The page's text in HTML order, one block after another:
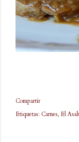
Compartir
Etiquetas: Carnes El